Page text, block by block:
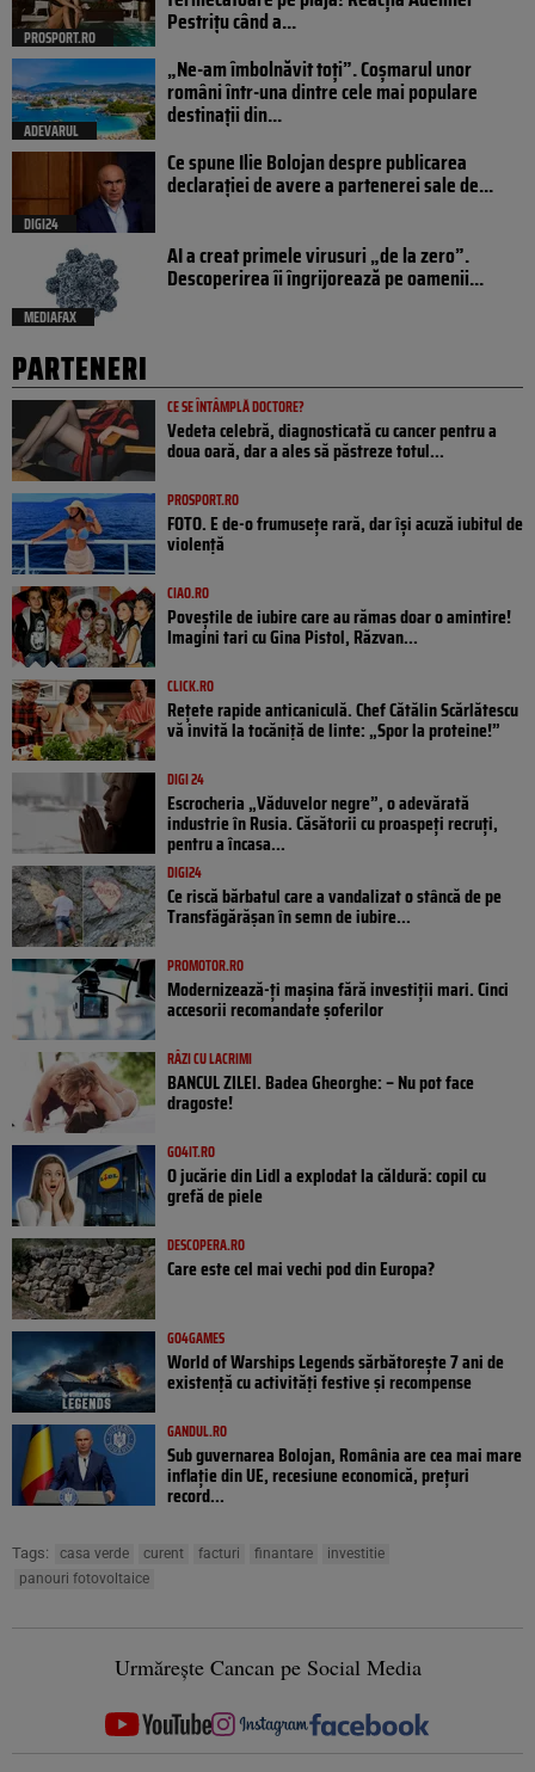
PROSPORT.RO Pestrițu când a...
ADEVARUL
„Ne-am îmbolnăvit toți”. Coșmarul unor
români într-una dintre cele mai populare
destinații din...
DIGI24
Ce spune Ilie Bolojan despre publicarea
declarației de avere a partenerei sale de...
MEDIAFAX
AI a creat primele virusuri „de la zero”.
Descoperirea îi îngrijorează pe oamenii...
PARTENERI
CE SE ÎNTÂMPLĂ DOCTORE?
Vedeta celebră, diagnosticată cu cancer pentru a
doua oară, dar a ales să păstreze totul...
PROSPORT.RO
FOTO. E de-o frumusețe rară, dar își acuză iubitul de
violență
CIAO.RO
Poveştile de iubire care au rămas doar o amintire!
Imagini tari cu Gina Pistol, Răzvan...
CLICK.RO
Rețete rapide anticaniculă. Chef Cătălin Scărlătescu
vă invită la tocăniță de linte: „Spor la proteine!”
DIGI 24
Escrocheria „Văduvelor negre”, o adevărată
industrie în Rusia. Căsătorii cu proaspeți recruți,
pentru a încasa...
DIGI24
Ce riscă bărbatul care a vandalizat o stâncă de pe
Transfăgărășan în semn de iubire...
PROMOTOR.RO
Modernizează-ți mașina fără investiții mari. Cinci
accesorii recomandate șoferilor
RÂZI CU LACRIMI
BANCUL ZILEI. Badea Gheorghe: – Nu pot face
dragoste!
GO4IT.RO
O jucărie din Lidl a explodat la căldură: copil cu
grefă de piele
DESCOPERA.RO
Care este cel mai vechi pod din Europa?
GO4GAMES
World of Warships Legends sărbătorește 7 ani de
existență cu activități festive și recompense
GANDUL.RO
Sub guvernarea Bolojan, România are cea mai mare
inflație din UE, recesiune economică, prețuri
record...
Tags: casa verde curent facturi finantare
investitie
panouri fotovoltaice
Urmărește Cancan pe Social Media